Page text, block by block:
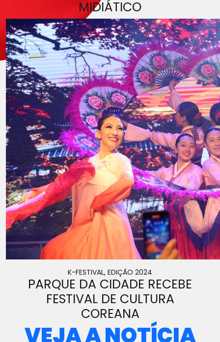
MIDIÁTICO
K-FESTIVAL, EDIÇÃO 2024
PARQUE DA CIDADE RECEBE
FESTIVAL DE CULTURA
COREANA
VEJA A NOTÍCIA